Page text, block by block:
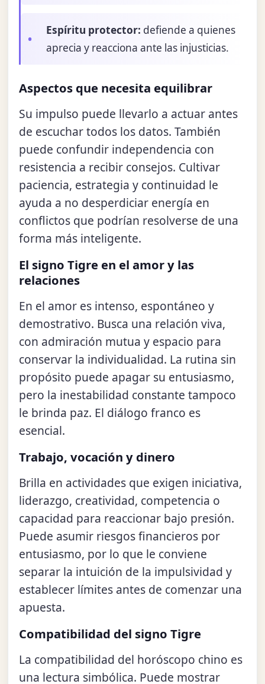
Espíritu protector: defiende a quienes
aprecia y reacciona ante las injusticias.
Aspectos que necesita equilibrar
Su impulso puede llevarlo a actuar antes
de escuchar todos los datos. También
puede confundir independencia con
resistencia a recibir consejos. Cultivar
paciencia, estrategia y continuidad le
ayuda a no desperdiciar energía en
conflictos que podrían resolverse de una
forma más inteligente.
El signo Tigre en el amor y las
relaciones
En el amor es intenso, espontáneo y
demostrativo. Busca una relación viva,
con admiración mutua y espacio para
conservar la individualidad. La rutina sin
propósito puede apagar su entusiasmo,
pero la inestabilidad constante tampoco
le brinda paz. El diálogo franco es
esencial.
Trabajo, vocación y dinero
Brilla en actividades que exigen iniciativa,
liderazgo, creatividad, competencia o
capacidad para reaccionar bajo presión.
Puede asumir riesgos financieros por
entusiasmo, por lo que le conviene
separar la intuición de la impulsividad y
establecer límites antes de comenzar una
apuesta.
Compatibilidad del signo Tigre
La compatibilidad del horóscopo chino es
una lectura simbólica. Puede mostrar